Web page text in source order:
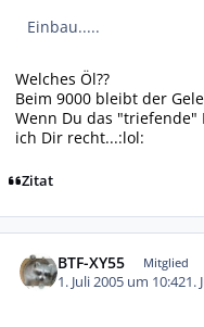
Einbau.....
Welches Öl??
Beim 9000 bleibt der
Wenn Du das "triefende"
ich Dir recht...:lol:
Zitat
BTF-XY55 Mitglied
1. Juli 2005 um 10:421.